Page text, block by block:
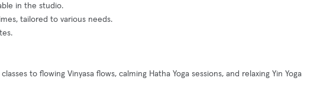
in the studio.
tailored to various needs.
to flowing Vinyasa flows, calming Hatha Yoga sessions, and relaxing Yin Yoga